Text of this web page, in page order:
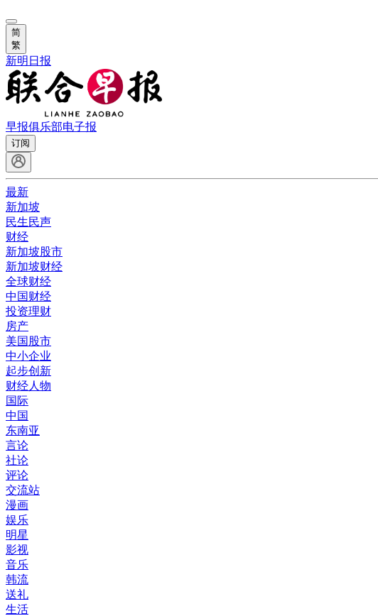
简
繁
新明日报
早报俱乐部电子报
订阅
最新
新加坡
民生民声
财经
新加坡股市
新加坡财经
全球财经
中国财经
投资理财
房产
美国股市
中小企业
起步创新
财经人物
国际
中国
东南亚
言论
社论
评论
交流站
漫画
娱乐
明星
影视
音乐
韩流
送礼
生活